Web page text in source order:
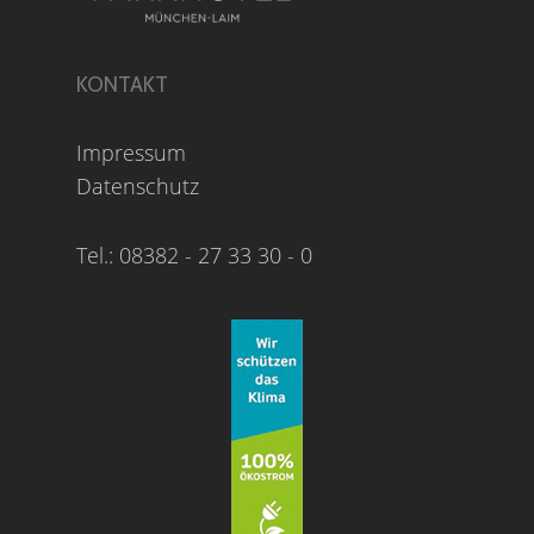
KONTAKT
Impressum
Datenschutz
Tel.: 08382 - 27 33 30 - 0